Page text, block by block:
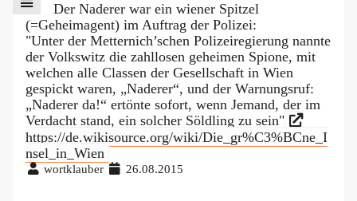
Der Naderer war ein wiener Spitzel
(=Geheimagent) im Auftrag der Polizei:
"Unter der Metternich’schen Polizeiregierung nannte
der Volkswitz die zahllosen geheimen Spione, mit
welchen alle Classen der Gesellschaft in Wien
gespickt waren, „Naderer“, und der Warnungsruf:
„Naderer da!“ ertönte sofort, wenn Jemand, der im
Verdacht stand, ein solcher Söldling zu sein"
https://de.wikisource.org/wiki/Die_gr%C3%BCne_I
nsel_in_Wien
wortklauber 26.08.2015